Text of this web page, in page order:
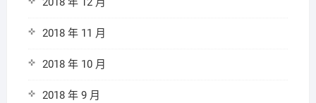
2018 年 11 月
2018 年 10 月
2018 年 9 月